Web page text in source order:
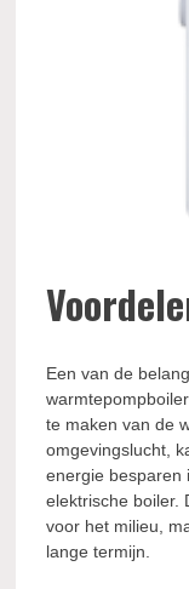
Een van de
te maken van de
omgevingslucht,
energie besparen
elektrische boiler.
voor het milieu,
lange termijn.